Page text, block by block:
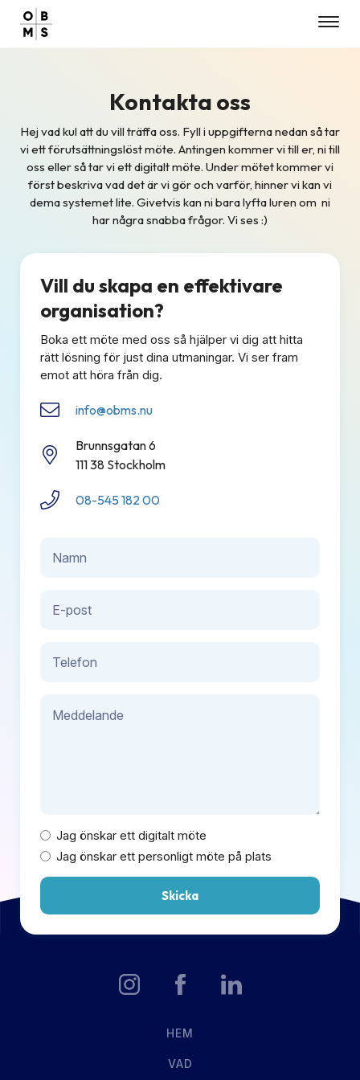
Kontakta oss
Hej vad kul att du vill träffa oss. Fyll i uppgifterna nedan så tar
vi ett förutsättningslöst möte. Antingen kommer vi till er, ni till
oss eller så tar vi ett digitalt möte. Under mötet kommer vi
först beskriva vad det är vi gör och varför, hinner vi kan vi
dema systemet lite. Givetvis kan ni bara lyfta luren om ni
har några snabba frågor. Vi ses :)
Vill du skapa en effektivare
organisation?
Boka ett möte med oss så hjälper vi dig att hitta
rätt lösning för just dina utmaningar. Vi ser fram
emot att höra från dig.
info@obms.nu
Brunnsgatan 6
111 38 Stockholm
08-545 182 00
Jag önskar ett digitalt möte
Jag önskar ett personligt möte på plats
Skicka
HEM
VAD